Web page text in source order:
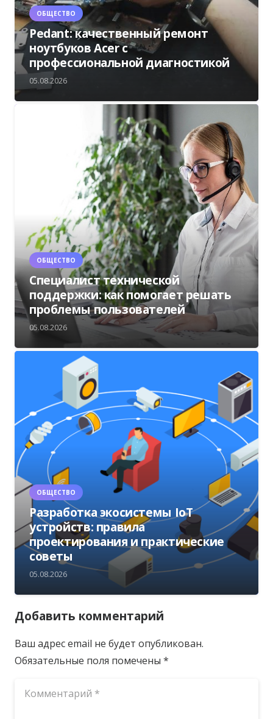
ОБЩЕСТВО
Pedant: качественный ремонт
ноутбуков Acer с
профессиональной диагностикой
05.08.2026
ОБЩЕСТВО
Специалист технической
поддержки: как помогает решать
проблемы пользователей
05.08.2026
ОБЩЕСТВО
Разработка экосистемы IoT
устройств: правила
проектирования и практические
советы
05.08.2026
Добавить комментарий
Ваш адрес email не будет опубликован.
Обязательные поля помечены *